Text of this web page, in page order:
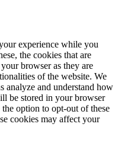
experience while you
the cookies that are
browser as they are
of the website. We
analyze and understand how
be stored in your browser
option to opt-out of these
cookies may affect your